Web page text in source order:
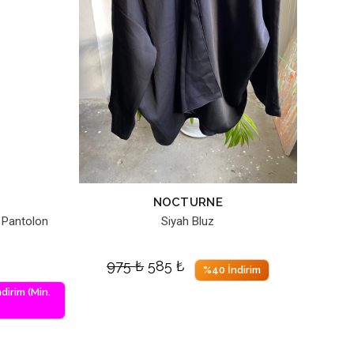
(Min.
NOCTURNE
Siyah Bluz
975₺ 585₺ %40 İndirim